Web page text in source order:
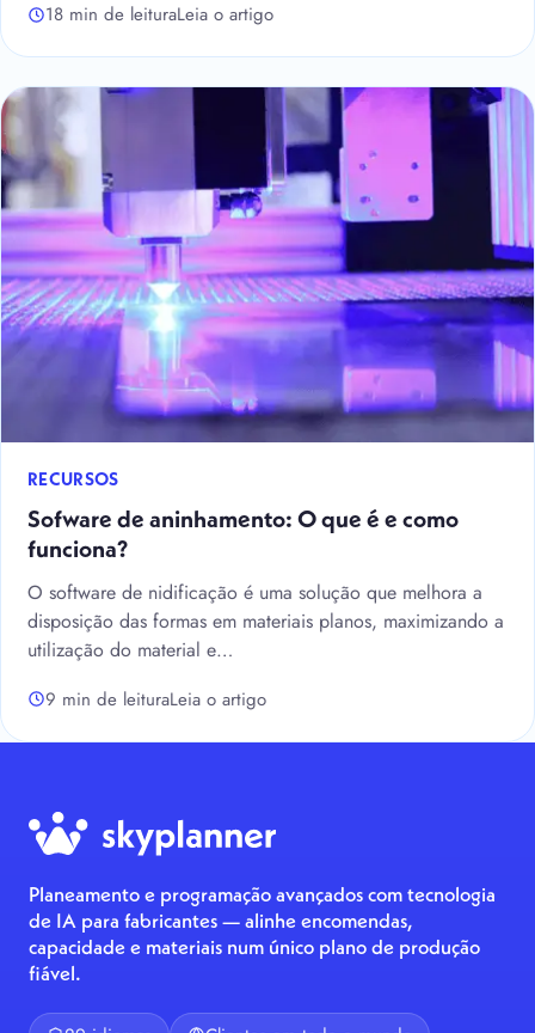
18 min de leituraLeia o artigo
RECURSOS
Sofware de aninhamento: O que é e como
funciona?
O software de nidificação é uma solução que melhora a
disposição das formas em materiais planos, maximizando a
utilização do material e…
9 min de leituraLeia o artigo
Planeamento e programação avançados com tecnologia
de IA para fabricantes — alinhe encomendas,
capacidade e materiais num único plano de produção
fiável.